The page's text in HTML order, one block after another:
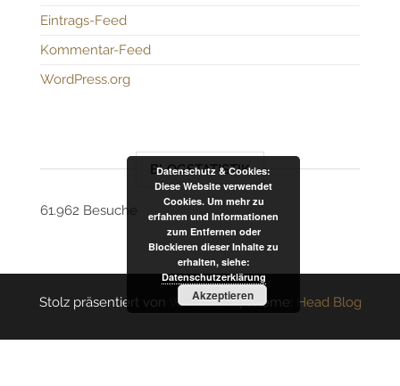
Eintrags-Feed
Kommentar-Feed
WordPress.org
BLOGSTATISTIK
61.962 Besuche
Stolz präsentiert von WordPress |Theme: Head Blog
Datenschutz & Cookies:
Diese Website verwendet
Cookies. Um mehr zu
erfahren und Informationen
zum Entfernen oder
Blockieren dieser Inhalte zu
erhalten, siehe:
Datenschutzerklärung
Akzeptieren